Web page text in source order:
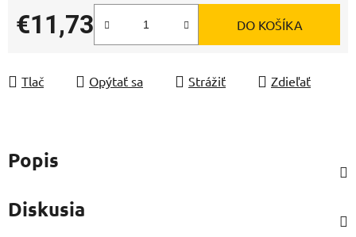
€11,73
Jednotková cena:
DO KOŠÍKA
Tlač Opýtať sa Strážiť Zdieľať
Popis
Diskusia